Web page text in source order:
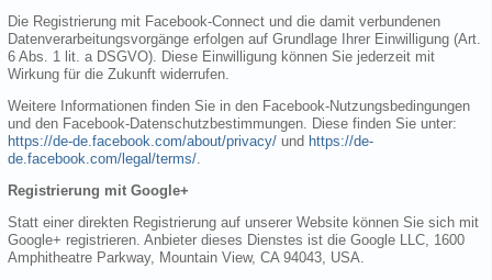
Die Registrierung mit Facebook-Connect und die damit verbundenen
Datenverarbeitungsvorgänge erfolgen auf Grundlage Ihrer Einwilligung (Art.
6 Abs. 1 lit. a DSGVO). Diese Einwilligung können Sie jederzeit mit
Wirkung für die Zukunft widerrufen.
Weitere Informationen finden Sie in den Facebook-Nutzungsbedingungen
und den Facebook-Datenschutzbestimmungen. Diese finden Sie unter:
https://de-de.facebook.com/about/privacy/ und https://de-
de.facebook.com/legal/terms/.
Registrierung mit Google+
Statt einer direkten Registrierung auf unserer Website können Sie sich mit
Google+ registrieren. Anbieter dieses Dienstes ist die Google LLC, 1600
Amphitheatre Parkway, Mountain View, CA 94043, USA.